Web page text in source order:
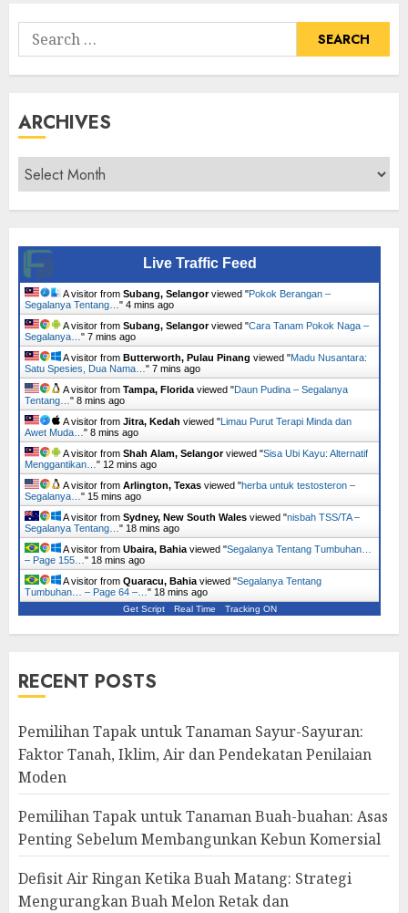
Search
for:
ARCHIVES
Archives
Live Traffic Feed
A visitor from Subang, Selangorviewed "Pokok Berangan –
Segalanya Tentang… " 4 mins ago
A visitor from Subang, Selangorviewed "Cara Tanam Pokok Naga –
Segalanya… " 7 mins ago
A visitor from Butterworth, Pulau Pinang viewed "Madu Nusantara:
Satu Spesies, Dua Nama… " 7 mins ago
A visitor from Tampa, Florida viewed "Daun Pudina – Segalanya
Tentang… " 8 mins ago
A visitor from Jitra, Kedah viewed "Limau Purut Terapi Minda dan
Awet Muda… " 8 mins ago
A visitor from Shah Alam, Selangorviewed "Sisa Ubi Kayu: Alternatif
Menggantikan… " 12 mins ago
A visitor from Arlington, Texas viewed "herba untuk testosteron –
Segalanya… " 15 mins ago
A visitor from Sydney, New South Wales viewed "nisbah TSS/TA –
Segalanya Tentang… " 18 mins ago
A visitor from Ubaira, Bahia viewed "Segalanya Tentang Tumbuhan…
– Page 155… " 18 mins ago
A visitor from Quaracu, Bahia viewed "Segalanya Tentang
Tumbuhan… – Page 64 –… " 18 mins ago
Get Script Real Time Tracking ON
RECENT POSTS
Pemilihan Tapak untuk Tanaman Sayur-Sayuran:
Faktor Tanah, Iklim, Air dan Pendekatan Penilaian
Moden
Pemilihan Tapak untuk Tanaman Buah-buahan: Asas
Penting Sebelum Membangunkan Kebun Komersial
Defisit Air Ringan Ketika Buah Matang: Strategi
Mengurangkan Buah Melon Retak dan